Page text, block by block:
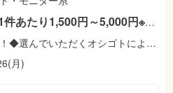
報酬：お仕事1件あたり1,500円～5,000円※案件によって異なります！ ◎稼働者にはさらに祝い金最大11,500円♪※弊社規定による
完全在宅も可能！◆選んでいただくオシゴトによって異なります！◎あなたのご都合に合わせて好きな時間に好きな場所で！【株式会社リアル・フェイス】
月)